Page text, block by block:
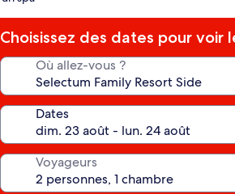
Choisissez des dates pour voir
Où allez-vous ?
Dates
Voyageurs